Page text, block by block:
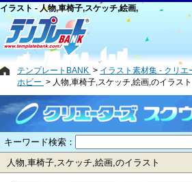
イラスト - 人物,車椅子,スケッチ,絵画,
テンプレートBANK
イラスト素材集 - クリエ
ホビー
人物,車椅子,スケッチ,絵画,のイラスト
キーワード検索：
人物,車椅子,スケッチ,絵画,のイラスト